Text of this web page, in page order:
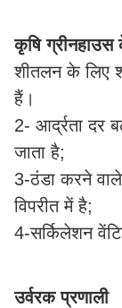
कृषि
शीतलन के लिए
हैं।
2- आर्द्रता दर
जाता है;
3-ठंडा करने
विपरीत में है;
4-सर्किलेशन
उर्वरक प्रणाली